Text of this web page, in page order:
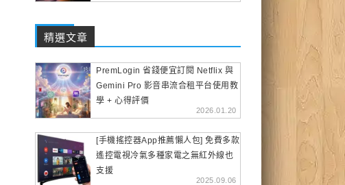
精選文章
PremLogin 省錢便宜訂閱 Netflix 與
Gemini Pro 影音串流合租平台使用教
學 + 心得評價
2026.01.20
[手機搖控器App推薦懶人包] 免費多款
遙控電視冷氣多種家電之無紅外線也
支援
2025.09.06